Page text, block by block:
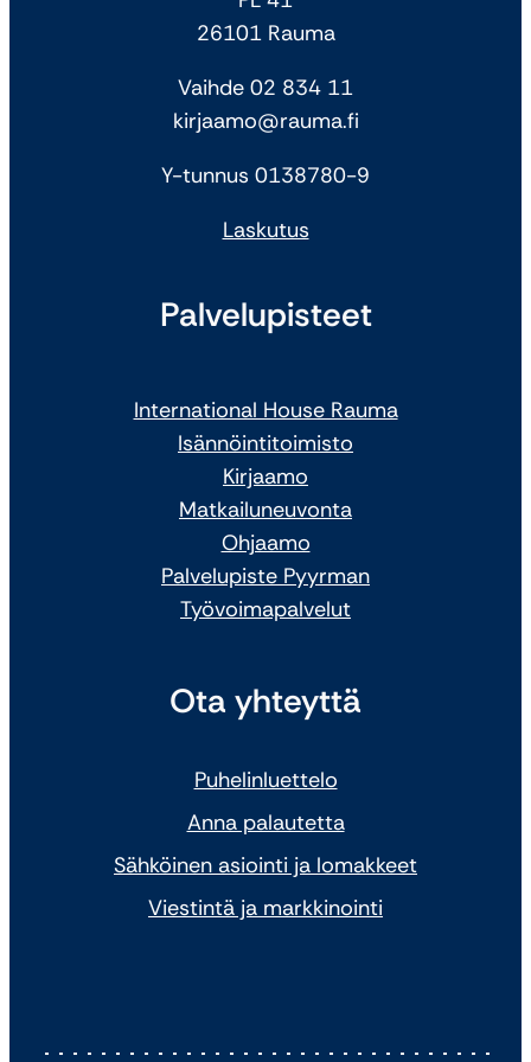
26101 Rauma
Vaihde 02 834 11
kirjaamo@rauma.fi
Y-tunnus 0138780-9
Laskutus
Palvelupisteet
International House Rauma
Isännöintitoimisto
Kirjaamo
Matkailuneuvonta
Ohjaamo
Palvelupiste Pyyrman
Työvoimapalvelut
Ota yhteyttä
Puhelinluettelo
Anna palautetta
Sähköinen asiointi ja lomakkeet
Viestintä ja markkinointi